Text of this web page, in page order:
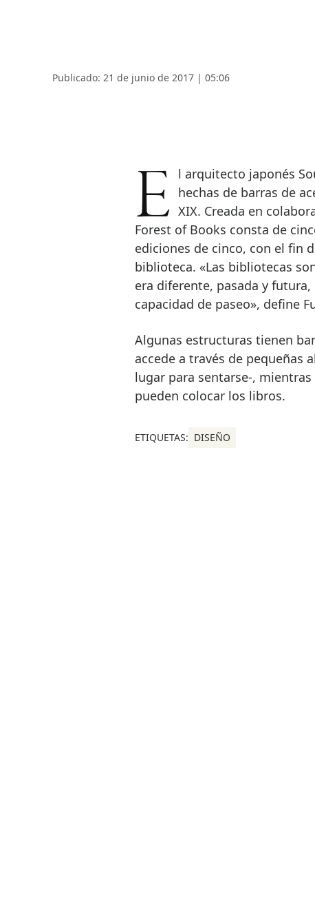
Publicado: 21 de junio de 2017 | 05:06
El arquitecto japonés Sou Fujimoto presenta una serie de estanterías hechas de barras de
XIX. Creada en
Forest of Books consta de
ediciones de cinco, con el fin
biblioteca. «Las bibliotecas
era diferente, pasada y
capacidad de paseo», define
Algunas estructuras tienen
accede a través de pequeñas
lugar para sentarse-,
pueden colocar los libros.
ETIQUETAS: DISEÑO